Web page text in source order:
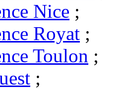
Nice ;
Royat ;
Toulon ;
;